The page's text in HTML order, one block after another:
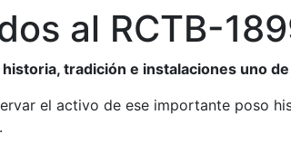
al RCTB-
tradición e instalaciones uno
el activo de ese importante poso